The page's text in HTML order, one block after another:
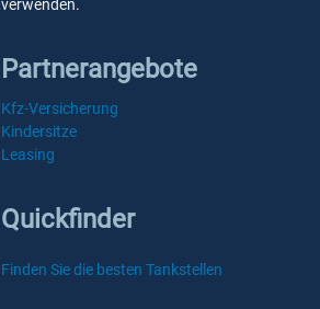
verwenden.
Partnerangebote
Kfz-Versicherung
Kindersitze
Leasing
Quickfinder
Finden Sie die besten Tankstellen